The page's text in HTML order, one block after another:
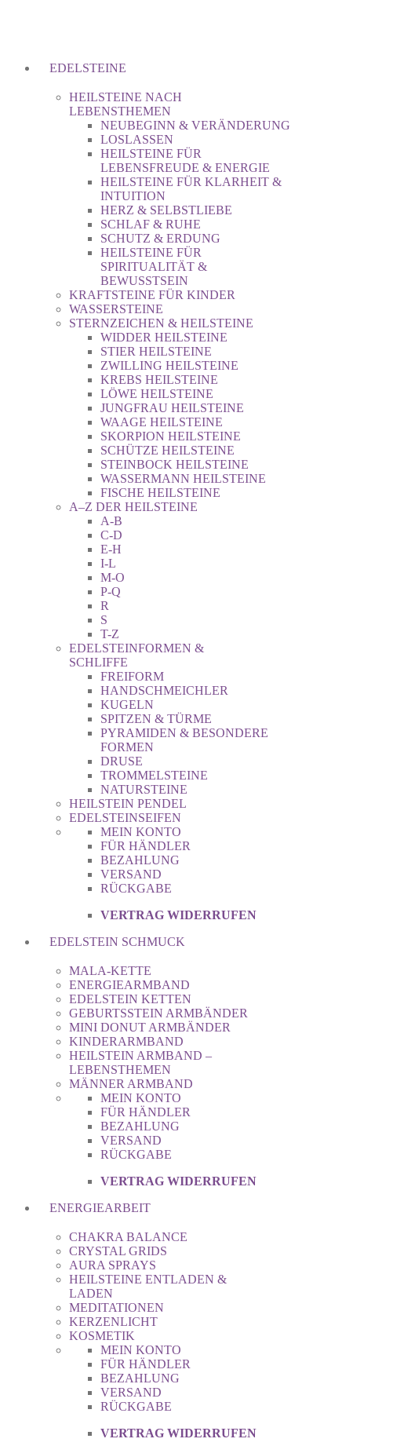
EDELSTEINE
HEILSTEINE NACH
LEBENSTHEMEN
NEUBEGINN & VERÄNDERUNG
LOSLASSEN
HEILSTEINE FÜR
LEBENSFREUDE & ENERGIE
HEILSTEINE FÜR KLARHEIT &
INTUITION
HERZ & SELBSTLIEBE
SCHLAF & RUHE
SCHUTZ & ERDUNG
HEILSTEINE FÜR
SPIRITUALITÄT &
BEWUSSTSEIN
KRAFTSTEINE FÜR KINDER
WASSERSTEINE
STERNZEICHEN & HEILSTEINE
WIDDER HEILSTEINE
STIER HEILSTEINE
ZWILLING HEILSTEINE
KREBS HEILSTEINE
LÖWE HEILSTEINE
JUNGFRAU HEILSTEINE
WAAGE HEILSTEINE
SKORPION HEILSTEINE
SCHÜTZE HEILSTEINE
STEINBOCK HEILSTEINE
WASSERMANN HEILSTEINE
FISCHE HEILSTEINE
A–Z DER HEILSTEINE
A-B
C-D
E-H
I-L
M-O
P-Q
R
S
T-Z
EDELSTEINFORMEN &
SCHLIFFE
FREIFORM
HANDSCHMEICHLER
KUGELN
SPITZEN & TÜRME
PYRAMIDEN & BESONDERE
FORMEN
DRUSE
TROMMELSTEINE
NATURSTEINE
HEILSTEIN PENDEL
EDELSTEINSEIFEN
MEIN KONTO
FÜR HÄNDLER
BEZAHLUNG
VERSAND
RÜCKGABE
VERTRAG WIDERRUFEN
EDELSTEIN SCHMUCK
MALA-KETTE
ENERGIEARMBAND
EDELSTEIN KETTEN
GEBURTSSTEIN ARMBÄNDER
MINI DONUT ARMBÄNDER
KINDERARMBAND
HEILSTEIN ARMBAND –
LEBENSTHEMEN
MÄNNER ARMBAND
MEIN KONTO
FÜR HÄNDLER
BEZAHLUNG
VERSAND
RÜCKGABE
VERTRAG WIDERRUFEN
ENERGIEARBEIT
CHAKRA BALANCE
CRYSTAL GRIDS
AURA SPRAYS
HEILSTEINE ENTLADEN &
LADEN
MEDITATIONEN
KERZENLICHT
KOSMETIK
MEIN KONTO
FÜR HÄNDLER
BEZAHLUNG
VERSAND
RÜCKGABE
VERTRAG WIDERRUFEN